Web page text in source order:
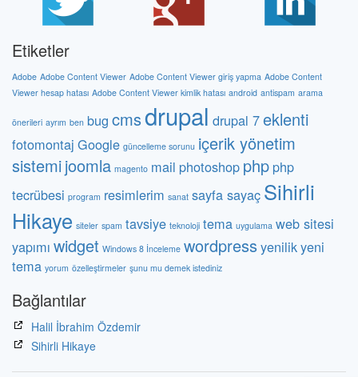
Etiketler
Adobe Adobe Content Viewer Adobe Content Viewer giriş yapma Adobe Content
Viewer hesap hatası Adobe Content Viewer kimlik hatası android antispam arama
önerileri ayrım ben bug cmsdrupal drupal 7eklenti
fotomontaj Google güncelleme sorunu içerik yönetim
sistemijoomla magento mail photoshop php php
tecrübesi program resimlerim sanat sayfa sayaç Sihirli
Hikaye siteler spam tavsiye teknoloji tema uygulama web sitesi
yapımı widget Windows 8 İnceleme wordpress yenilikyeni
tema yorum özelleştirmeler şunu mu demek istediniz
Bağlantılar
Halil İbrahim Özdemir
Sihirli Hikaye